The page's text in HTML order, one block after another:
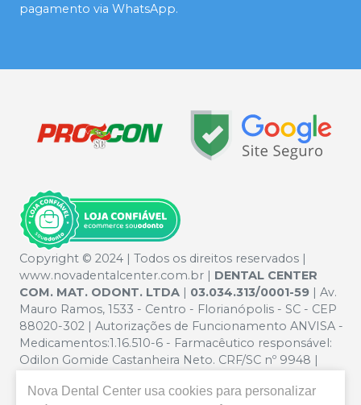
pagamento via WhatsApp.
Copyright © 2024 | Todos os direitos reservados |
www.novadentalcenter.com.br | DENTAL CENTER
COM. MAT. ODONT. LTDA | 03.034.313/0001-59 | Av.
Mauro Ramos, 1533 - Centro - Florianópolis - SC - CEP
88020-302 | Autorizações de Funcionamento ANVISA -
Medicamentos:1.16.510-6 - Farmacêutico responsável:
Odilon Gomide Castanheira Neto. CRF/SC nº 9948 |
ilustrativas - Os preços e condições da loja virtual estão
Nova Dental Center usa cookies para personalizar